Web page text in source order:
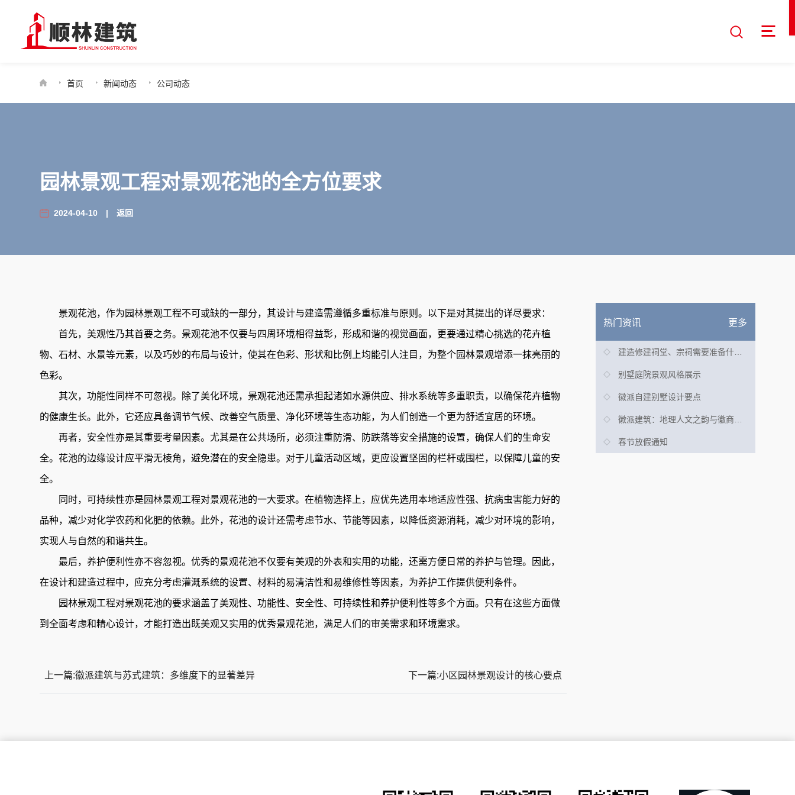
首页 新闻动态 公司动态
园林景观工程对景观花池的全方位要求
2024-04-10 |返回
景观花池，作为园林景观工程不可或缺的一部分，其设计与建造需遵循多重标准与原则。以下是对其提出的详尽要求：
首先，美观性乃其首要之务。景观花池不仅要与四周环境相得益彰，形成和谐的视觉画面，更要通过精心挑选的花卉植
物、石材、水景等元素，以及巧妙的布局与设计，使其在色彩、形状和比例上均能引人注目，为整个园林景观增添一抹亮丽的
色彩。
其次，功能性同样不可忽视。除了美化环境，景观花池还需承担起诸如水源供应、排水系统等多重职责，以确保花卉植物
的健康生长。此外，它还应具备调节气候、改善空气质量、净化环境等生态功能，为人们创造一个更为舒适宜居的环境。
再者，安全性亦是其重要考量因素。尤其是在公共场所，必须注重防滑、防跌落等安全措施的设置，确保人们的生命安
全。花池的边缘设计应平滑无棱角，避免潜在的安全隐患。对于儿童活动区域，更应设置坚固的栏杆或围栏，以保障儿童的安
全。
同时，可持续性亦是园林景观工程对景观花池的一大要求。在植物选择上，应优先选用本地适应性强、抗病虫害能力好的
品种，减少对化学农药和化肥的依赖。此外，花池的设计还需考虑节水、节能等因素，以降低资源消耗，减少对环境的影响，
实现人与自然的和谐共生。
最后，养护便利性亦不容忽视。优秀的景观花池不仅要有美观的外表和实用的功能，还需方便日常的养护与管理。因此，
在设计和建造过程中，应充分考虑灌溉系统的设置、材料的易清洁性和易维修性等因素，为养护工作提供便利条件。
园林景观工程对景观花池的要求涵盖了美观性、功能性、安全性、可持续性和养护便利性等多个方面。只有在这些方面做
到全面考虑和精心设计，才能打造出既美观又实用的优秀景观花池，满足人们的审美需求和环境需求。
上一篇:徽派建筑与苏式建筑：多维度下的显著差异 下一篇:小区园林景观设计的核心要点
热门资讯 更多
别墅庭院景观风格展示
徽派自建别墅设计要点
春节放假通知